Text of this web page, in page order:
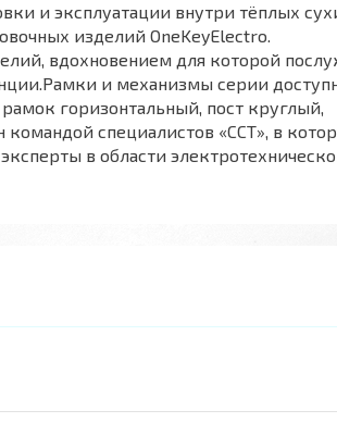
и эксплуатации внутри тёплых
изделий OneKeyElectro.
вдохновением для которой
и механизмы серии
горизонтальный, пост круглый,
специалистов «ССТ», в
в области